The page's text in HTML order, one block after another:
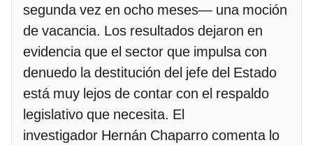
segunda vez en ocho meses— una moción
de vacancia. Los resultados dejaron en
evidencia que el sector que impulsa con
denuedo la destitución del jefe del Estado
está muy lejos de contar con el respaldo
legislativo que necesita. El
investigador Hernán Chaparro comenta lo